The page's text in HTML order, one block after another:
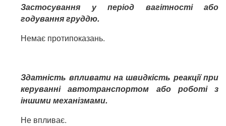
Застосування у період вагітності або
годування груддю.
Немає протипоказань.
Здатність впливати на швидкість реакції при
керуванні автотранспортом або роботі з
іншими механізмами.
Не впливає.